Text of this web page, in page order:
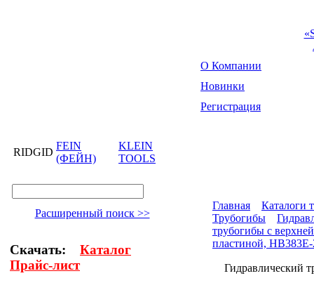
RIDGID
FEIN
(ФЕЙН)
KLEIN
TOOLS
Расширенный поиск >>
Скачать:
Каталог
Прайс-лист
О Компании
Новинки
Регистрация
Главная
Каталоги
Трубогибы
трубогибы с
пластиной,
Гидравлический